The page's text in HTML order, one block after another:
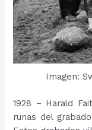
Imagen:
1928 – Harald
runas del